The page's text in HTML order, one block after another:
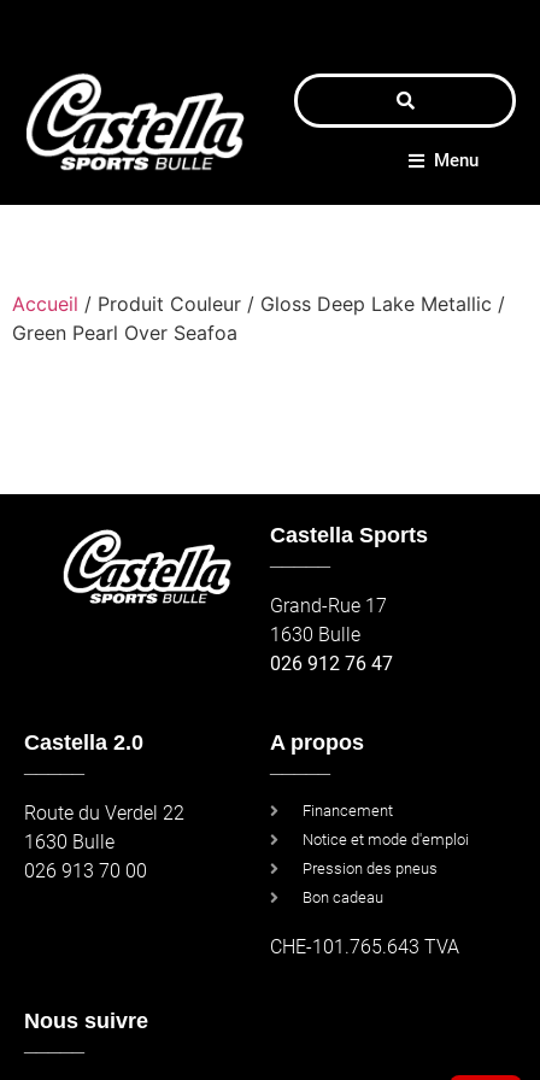
Menu
Accueil / Produit Couleur / Gloss Deep Lake Metallic /
Green Pearl Over Seafoa
Castella Sports
Grand-Rue 17
1630 Bulle
026 912 76 47
Castella 2.0
Route du Verdel 22
1630 Bulle
026 913 70 00
A propos
Financement
Notice et mode d'emploi
Pression des pneus
Bon cadeau
CHE-101.765.643 TVA
Nous suivre